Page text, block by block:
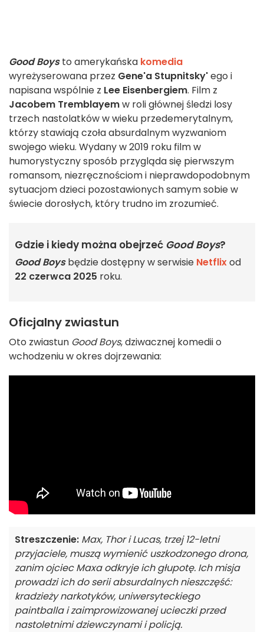
Good Boysto amerykańska komedia
wyreżyserowana przez Gene'a Stupnitsky'ego i
napisana wspólnie z Lee Eisenbergiem. Film z
Jacobem Tremblayemw roli głównej śledzi losy
trzech nastolatków w wieku przedemerytalnym,
którzy stawiają czoła absurdalnym wyzwaniom
swojego wieku. Wydany w 2019 roku film w
humorystyczny sposób przygląda się pierwszym
romansom, niezręcznościom i nieprawdopodobnym
sytuacjom dzieci pozostawionych samym sobie w
świecie dorosłych, który trudno im zrozumieć.
Gdzie i kiedy można obejrzeć Good Boys?
Good Boysbędzie dostępny w serwisie Netflixod
22 czerwca 2025 roku.
Oficjalny zwiastun
Oto zwiastun Good Boys, dziwacznej komedii o
wchodzeniu w okres dojrzewania:
Streszczenie: Max, Thor i Lucas, trzej 12-letni
przyjaciele, muszą wymienić uszkodzonego drona,
zanim ojciec Maxa odkryje ich głupotę. Ich misja
prowadzi ich do serii absurdalnych nieszczęść:
kradzieży narkotyków, uniwersyteckiego
paintballa i zaimprowizowanej ucieczki przed
nastoletnimi dziewczynami i policją.